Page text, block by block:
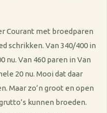
Courant met broedparen
schrikken. Van 340/400 in
nu. Van 460 paren in Van
20 nu. Mooi dat daar
Maar zo’n groot en open
kunnen broeden.